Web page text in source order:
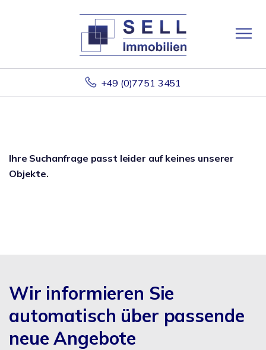
+49 (0)7751 3451
Ihre Suchanfrage passt leider auf keines unserer
Objekte.
Wir informieren Sie
automatisch über passende
neue Angebote